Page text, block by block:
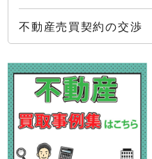
不動産売買契約の交渉